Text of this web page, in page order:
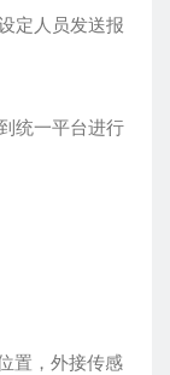
定人员发送报
统一平台进行
置，外接传感